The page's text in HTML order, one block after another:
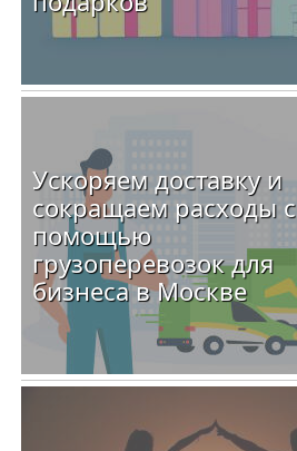
Ускоряем доставку и
сокращаем расходы с
помощью
грузоперевозок для
бизнеса в Москве